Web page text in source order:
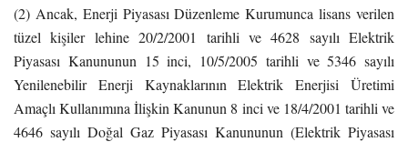
(2) Ancak, Enerji Piyasası Düzenleme Kurumunca lisans verilen
tüzel kişiler lehine 20/2/2001 tarihli ve 4628 sayılı Elektrik
Piyasası Kanununun 15 inci, 10/5/2005 tarihli ve 5346 sayılı
Yenilenebilir Enerji Kaynaklarının Elektrik Enerjisi Üretimi
Amaçlı Kullanımına İlişkin Kanunun 8 inci ve 18/4/2001 tarihli ve
4646 sayılı Doğal Gaz Piyasası Kanununun (Elektrik Piyasası